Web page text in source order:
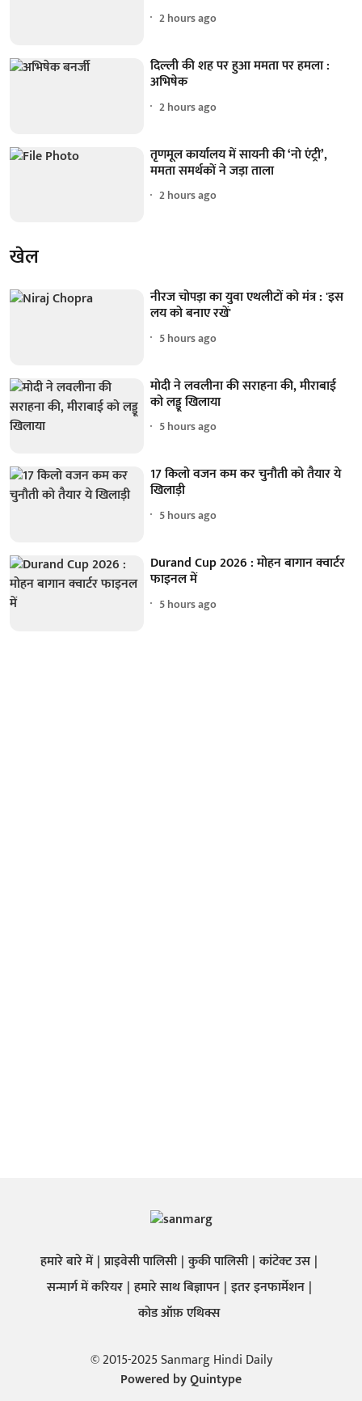
2 hours ago
दिल्ली की शह पर हुआ ममता पर हमला :
अभिषेक
2 hours ago
तृणमूल कार्यालय में सायनी की ‘नो एंट्री’,
ममता समर्थकों ने जड़ा ताला
2 hours ago
खेल
नीरज चोपड़ा का युवा एथलीटों को मंत्र : 'इस
लय को बनाए रखें'
5 hours ago
मोदी ने लवलीना की सराहना की, मीराबाई
को लड्डू खिलाया
5 hours ago
17 किलो वजन कम कर चुनौती को तैयार ये
खिलाड़ी
5 hours ago
Durand Cup 2026 : मोहन बागान क्वार्टर
फाइनल में
5 hours ago
हमारे बारे में प्राइवेसी पालिसी कुकी पालिसी कांटेक्ट उस
सन्मार्ग में करियर हमारे साथ बिज्ञापन इतर इनफार्मेशन
कोड ऑफ़ एथिक्स
© 2015-2025 Sanmarg Hindi Daily
Powered byQuintype